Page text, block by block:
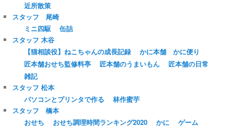
近所散策
スタッフ 尾崎
ミニ四駆
缶詰
スタッフ 木谷
【猫相談役】ねこちゃんの成長記録
かに本舗 かに便り
匠本舗おせち監修料亭
匠本舗のうまいもん
匠本舗の日常
雑記
スタッフ 松本
パソコンとプリンタで作る
林作蜜芋
スタッフ 橋本
おせち
おせち調理時間ランキング2020 かに
ゲーム